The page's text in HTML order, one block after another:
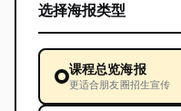
选择海报类型
课程总览海报
更适合朋友圈招生宣传